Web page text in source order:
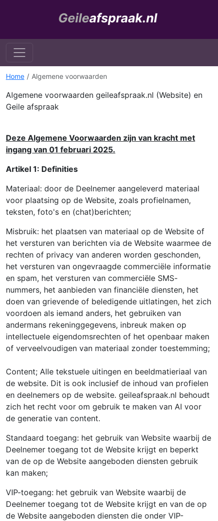
Home Algemene voorwaarden
Algemene voorwaarden geileafspraak.nl (Website) en
Geile afspraak
Deze Algemene Voorwaarden zijn van kracht met
ingang van 01 februari 2025.
Artikel 1: Definities
Materiaal: door de Deelnemer aangeleverd materiaal
voor plaatsing op de Website, zoals profielnamen,
teksten, foto's en (chat)berichten;
Misbruik: het plaatsen van materiaal op de Website of
het versturen van berichten via de Website waarmee de
rechten of privacy van anderen worden geschonden,
het versturen van ongevraagde commerciële informatie
en spam, het versturen van commerciële SMS-
nummers, het aanbieden van financiële diensten, het
doen van grievende of beledigende uitlatingen, het zich
voordoen als iemand anders, het gebruiken van
andermans rekeninggegevens, inbreuk maken op
intellectuele eigendomsrechten of het openbaar maken
of verveelvoudigen van materiaal zonder toestemming;
Content; Alle tekstuele uitingen en beeldmatieriaal van
de website. Dit is ook inclusief de inhoud van profielen
en deelnemers op de website. geileafspraak.nl behoudt
zich het recht voor om gebruik te maken van AI voor
de generatie van content.
Standaard toegang: het gebruik van Website waarbij de
Deelnemer toegang tot de Website krijgt en beperkt
van de op de Website aangeboden diensten gebruik
kan maken;
VIP-toegang: het gebruik van Website waarbij de
Deelnemer toegang tot de Website krijgt en van de op
de Website aangeboden diensten die onder VIP-